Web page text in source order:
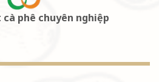
phê chuyên nghiệp